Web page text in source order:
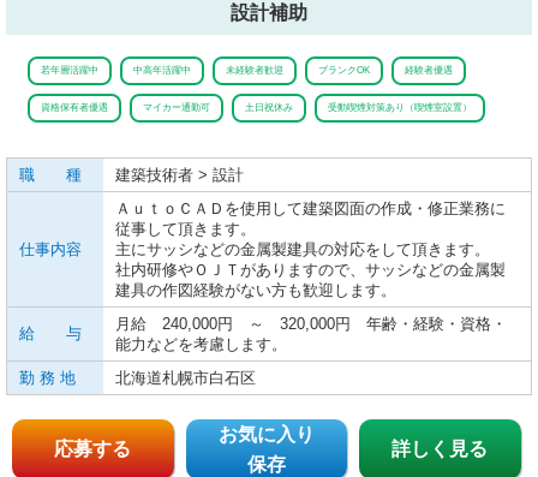
設計補助
若年層活躍中 中高年活躍中 未経験者歓迎 ブランクOK 経験者優遇
資格保有者優遇 マイカー通勤可 土日祝休み 受動喫煙対策あり（喫煙室設置）
職 種 建築技術者 > 設計
仕事内容
ＡｕｔｏＣＡＤを使用して建築図面の作成・修正業務に
従事して頂きます。
主にサッシなどの金属製建具の対応をして頂きます。
社内研修やＯＪＴがありますので、サッシなどの金属製
建具の作図経験がない方も歓迎します。
給 与
月給 240,000円 ～ 320,000円 年齢・経験・資格・
能力などを考慮します。
勤 務 地
北海道札幌市白石区
応募する
お気に入り
保存
詳しく見る